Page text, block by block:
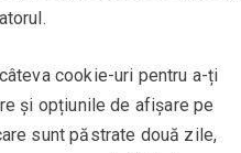
cookie-uri pentru a-ți
și opțiunile de afișare pe
sunt păstrate două zile,